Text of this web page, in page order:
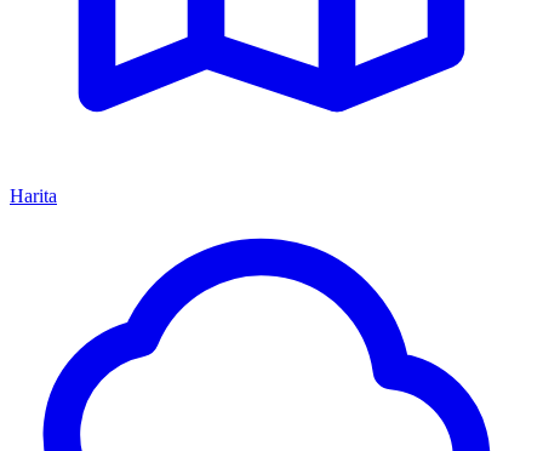
Harita